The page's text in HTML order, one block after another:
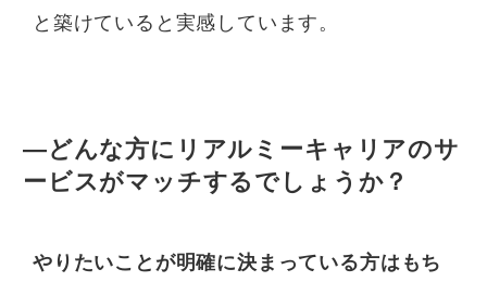
と築けていると実感しています。
—どんな方にリアルミーキャリアのサ
ービスがマッチするでしょうか？
やりたいことが明確に決まっている方はもち